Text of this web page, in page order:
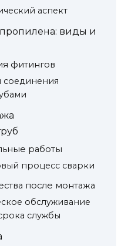
аспект
виды и
фитингов
соединения
работы
процесс сварки
после монтажа
обслуживание
службы